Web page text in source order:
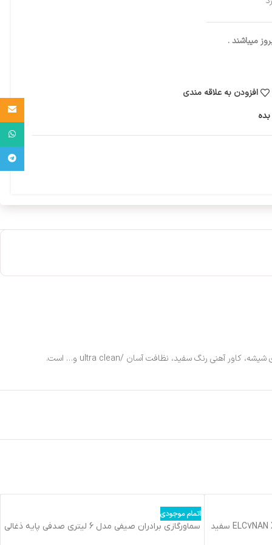
میباشند .
افزودن به علاقه مندی
يخچال فريزر پايين اکولوکس مدل ELC7NAN XE سفید
اتمام موجودی
سماورگازي برادران صيفي مدل 6 ليتري صدفي پايه ذغالي
Email
واتساپ
تلگرام